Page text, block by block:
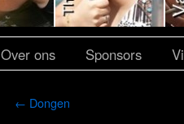
Over ons Sponsors
← Dongen